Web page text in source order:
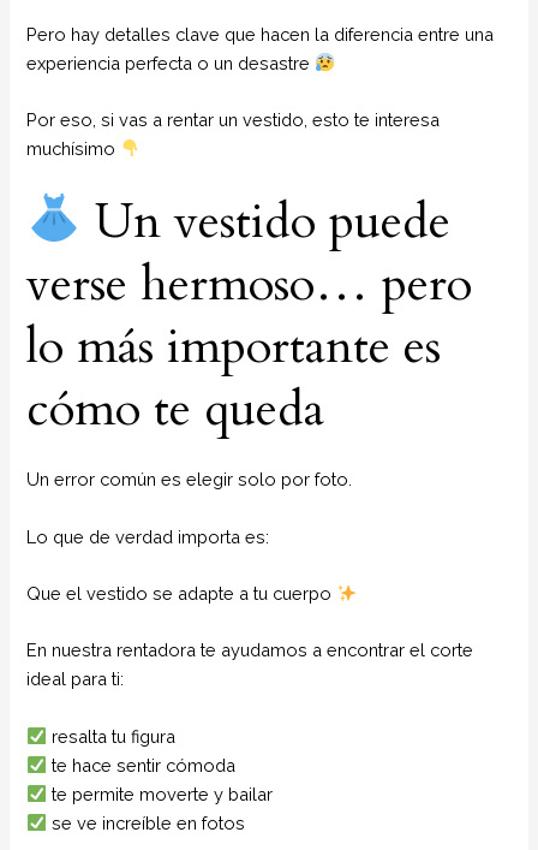
Pero hay detalles clave que hacen la diferencia entre una
experiencia perfecta o un desastre
Por eso, si vas a rentar un vestido, esto te interesa
muchísimo
Un vestido puede
verse hermoso… pero
lo más importante es
cómo te queda
Un error común es elegir solo por foto.
Lo que de verdad importa es:
Que el vestido se adapte a tu cuerpo
En nuestra rentadora te ayudamos a encontrar el corte
ideal para ti:
resalta tu figura
te hace sentir cómoda
te permite moverte y bailar
se ve increíble en fotos